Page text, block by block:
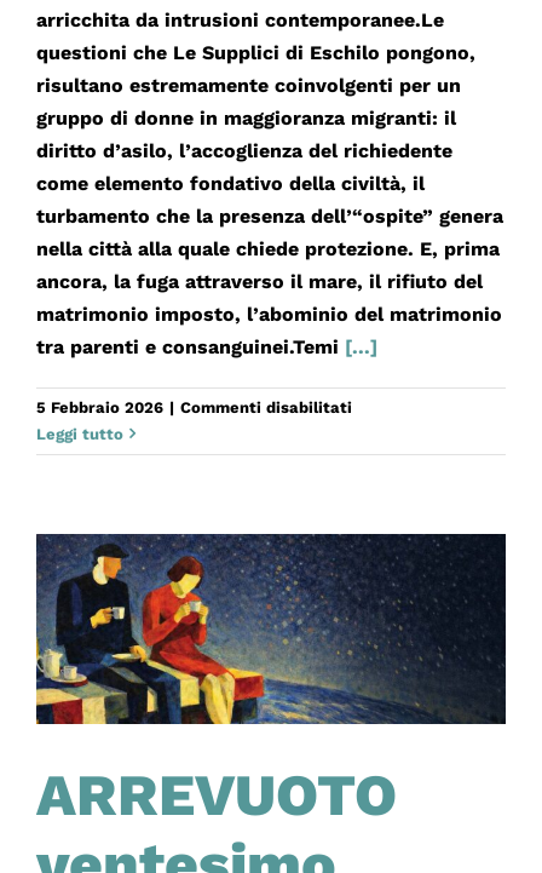
arricchita da intrusioni contemporanee.Le
questioni che Le Supplici di Eschilo pongono,
risultano estremamente coinvolgenti per un
gruppo di donne in maggioranza migranti: il
diritto d’asilo, l’accoglienza del richiedente
come elemento fondativo della civiltà, il
turbamento che la presenza dell’“ospite” genera
nella città alla quale chiede protezione. E, prima
ancora, la fuga attraverso il mare, il rifiuto del
matrimonio imposto, l’abominio del matrimonio
tra parenti e consanguinei.Temi [...]
5 Febbraio 2026 | Commenti disabilitatisu
SUD
LIBERAMENTE
ISPIRATO
A LE
SUPPLICI DI
ESCHILO
Leggi tutto
ARREVUOTO